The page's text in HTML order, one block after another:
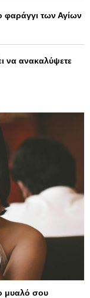
φαράγγι των Αγίων
να ανακαλύψετε
μυαλό σου